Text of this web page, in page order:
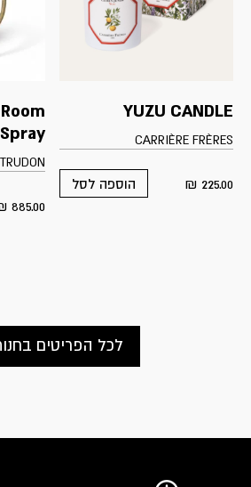
YUZU CANDLE
CARRIÈRE FRÈRES
225.00
₪ הוספה לסל
Spray
TRUDON
885.00
לכל הפריטים